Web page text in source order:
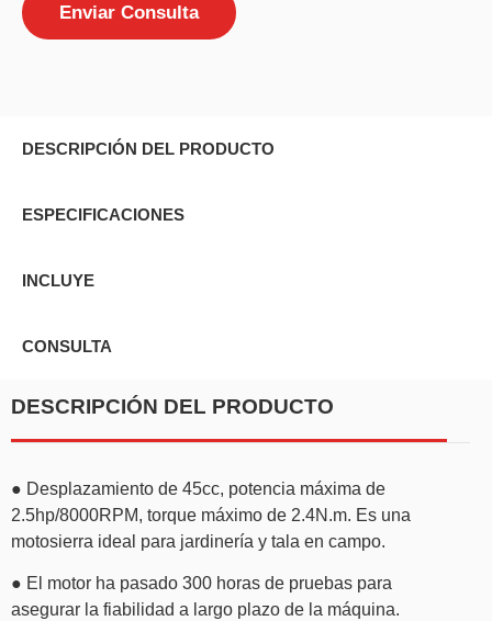
Enviar Consulta
DESCRIPCIÓN DEL PRODUCTO
ESPECIFICACIONES
INCLUYE
CONSULTA
DESCRIPCIÓN DEL PRODUCTO
● Desplazamiento de 45cc, potencia máxima de
2.5hp/8000RPM, torque máximo de 2.4N.m. Es una
motosierra ideal para jardinería y tala en campo.
● El motor ha pasado 300 horas de pruebas para
asegurar la fiabilidad a largo plazo de la máquina.